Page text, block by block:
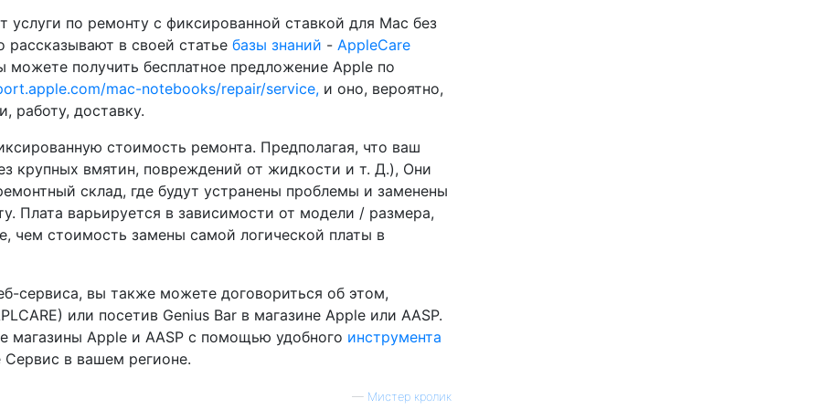
услуги по ремонту с фиксированной ставкой для Mac без
рассказывают в своей статье базы знаний - AppleCare
можете получить бесплатное предложение Apple по
mac-notebooks/repair/service, и оно, вероятно,
работу, доставку.
стоимость ремонта. Предполагая, что ваш
крупных вмятин, повреждений от жидкости и т. Д.), Они
склад, где будут устранены проблемы и заменены
Плата варьируется в зависимости от модели / размера,
чем стоимость замены самой логической платы в
сервиса, вы также можете договориться об этом,
или посетив Genius Bar в магазине Apple или AASP.
Apple и AASP с помощью удобного инструмента
Сервис в вашем регионе.
— Мистер кролик